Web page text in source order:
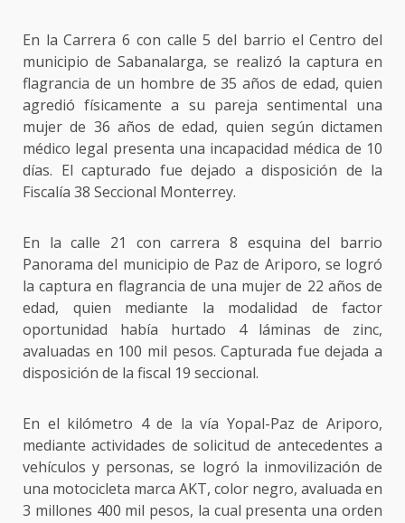
En la Carrera 6 con calle 5 del barrio el Centro del
municipio de Sabanalarga, se realizó la captura en
flagrancia de un hombre de 35 años de edad, quien
agredió físicamente a su pareja sentimental una
mujer de 36 años de edad, quien según dictamen
médico legal presenta una incapacidad médica de 10
días. El capturado fue dejado a disposición de la
Fiscalía 38 Seccional Monterrey.
En la calle 21 con carrera 8 esquina del barrio
Panorama del municipio de Paz de Ariporo, se logró
la captura en flagrancia de una mujer de 22 años de
edad, quien mediante la modalidad de factor
oportunidad había hurtado 4 láminas de zinc,
avaluadas en 100 mil pesos. Capturada fue dejada a
disposición de la fiscal 19 seccional.
En el kilómetro 4 de la vía Yopal-Paz de Ariporo,
mediante actividades de solicitud de antecedentes a
vehículos y personas, se logró la inmovilización de
una motocicleta marca AKT, color negro, avaluada en
3 millones 400 mil pesos, la cual presenta una orden